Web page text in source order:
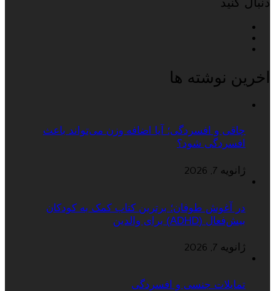
اخرین نوشته ها
چاقی و افسردگی؛ آیا اضافه وزن می‌تواند باعث
افسردگی شود؟
ژانویه 7, 2026
در آغوش طوفان؛ برترین کتاب کمک به کودکان
بیش‌فعال (ADHD) برای والدین
ژانویه 7, 2026
تمایلات جنسی و افسردگی